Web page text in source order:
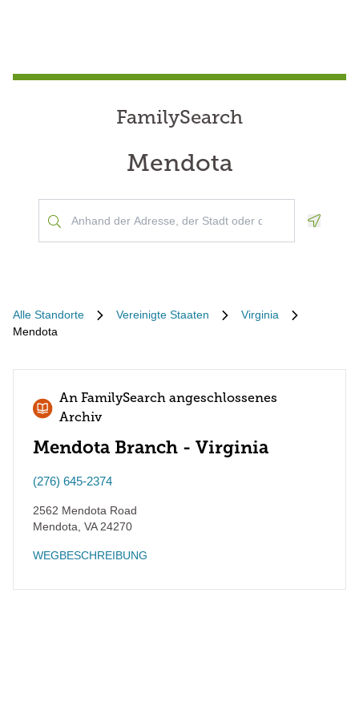
FamilySearch
Mendota
Alle Standorte Vereinigte Staaten
Virginia
Mendota
An FamilySearch angeschlossenes
Archiv
Mendota Branch - Virginia
(276) 645-2374
2562 Mendota Road
Mendota VA24270
WEGBESCHREIBUNG